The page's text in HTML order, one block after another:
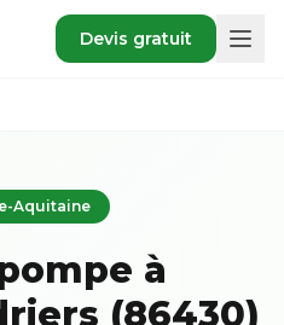
Devis gratuit
Aquitaine
à
(86430)